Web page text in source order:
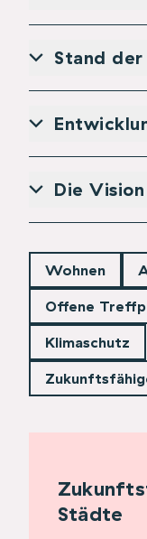
Stand der
Die Vision
Wohnen
Offene
Klimaschutz
Städte